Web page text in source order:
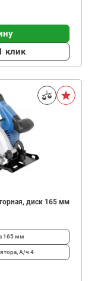
клик
диск 165 мм
165 мм
А/ч 4